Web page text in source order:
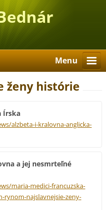
Menu
ženy histórie
Írska
alzbeta-i-kralovna-anglicka-
a jej nesmrteľné
maria-medici-francuzska-
rynom-najslavnejsie-zeny-